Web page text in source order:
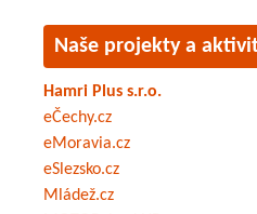
Naše projekty a
Hamri Plus s.r.o.
eČechy.cz
eMoravia.cz
eSlezsko.cz
Mládež.cz